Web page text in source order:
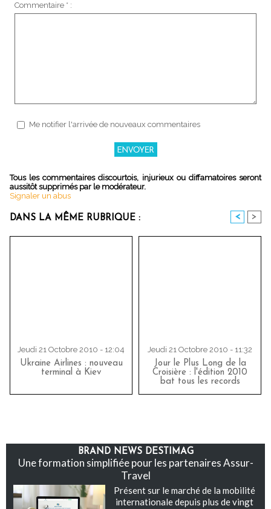
Commentaire * :
Me notifier l'arrivée de nouveaux commentaires
Tous les commentaires discourtois, injurieux ou diffamatoires seront
aussitôt supprimés par le modérateur.
Signaler un abus
DANS LA MÊME RUBRIQUE : < >
Jeudi 21 Octobre 2010 - 12:04
Ukraine Airlines : nouveau
terminal à Kiev
Jeudi 21 Octobre 2010 - 11:32
Jour le Plus Long de la
Croisière : l'édition 2010
bat tous les records
BRAND NEWS DESTIMAG
Une formation simplifiée pour les partenaires Assur-
Travel
Présent sur le marché de la mobilité
internationale depuis plus de vingt